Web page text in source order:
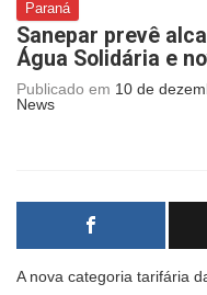
Paraná
Sanepar prevê
Água Solidária e
Publicado em 10 de
News
A nova categoria tarifária